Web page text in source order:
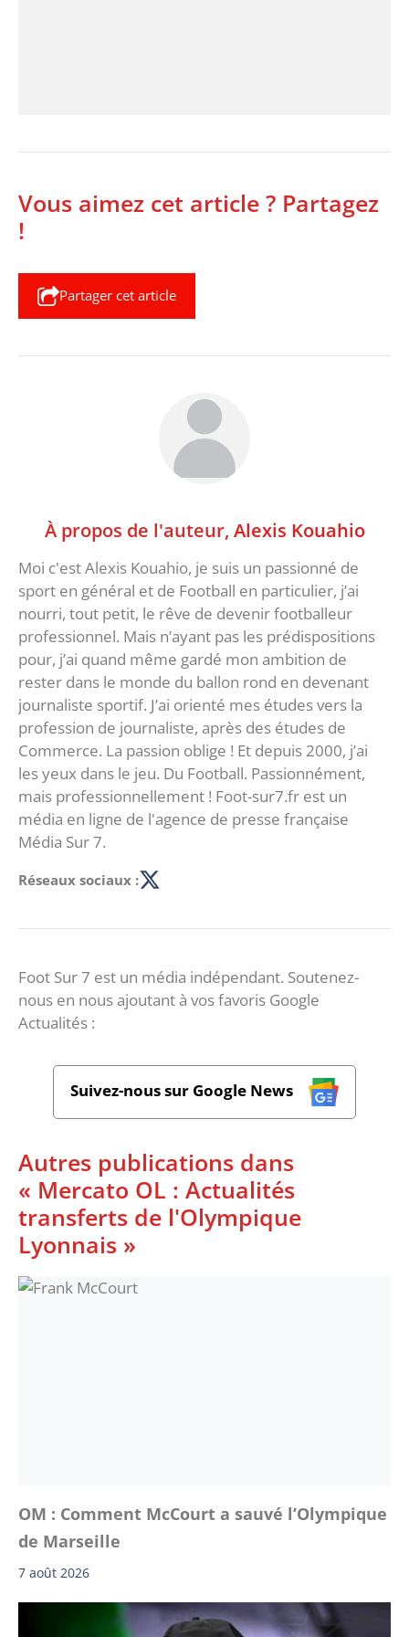
Vous aimez cet article ? Partagez
!
Partager cet article
À propos de l'auteur, Alexis Kouahio
Moi c'est Alexis Kouahio, je suis un passionné de
sport en général et de Football en particulier, j’ai
nourri, tout petit, le rêve de devenir footballeur
professionnel. Mais n’ayant pas les prédispositions
pour, j’ai quand même gardé mon ambition de
rester dans le monde du ballon rond en devenant
journaliste sportif. J’ai orienté mes études vers la
profession de journaliste, après des études de
Commerce. La passion oblige ! Et depuis 2000, j’ai
les yeux dans le jeu. Du Football. Passionnément,
mais professionnellement ! Foot-sur7.fr est un
média en ligne de l'agence de presse française
Média Sur 7.
Réseaux sociaux :
Foot Sur 7 est un média indépendant. Soutenez-
nous en nous ajoutant à vos favoris Google
Actualités :
Suivez-nous sur Google News
Autres publications dans
« Mercato OL : Actualités
transferts de l'Olympique
Lyonnais »
OM : Comment McCourt a sauvé l’Olympique
de Marseille
7 août 2026